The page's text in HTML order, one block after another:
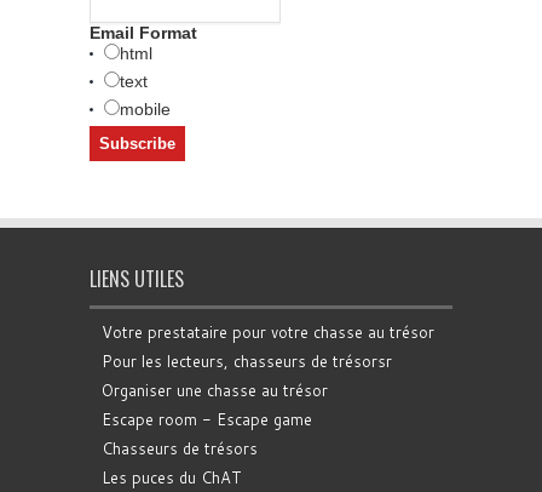
Email Format
html
text
mobile
LIENS UTILES
Votre prestataire pour votre chasse au trésor
Pour les lecteurs, chasseurs de trésorsr
Organiser une chasse au trésor
Escape room - Escape game
Chasseurs de trésors
Les puces du ChAT